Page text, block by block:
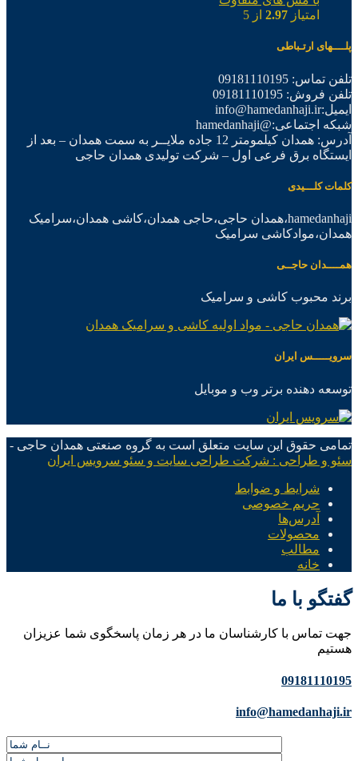
امتیاز 2.97 از 5
پلــــهای ارتـباطی
تلفن تماس: 09181110195
تلفن فروش: 09181110195
ایمیل:info@hamedanhaji.ir
شبکه اجتماعی:@hamedanhaji
آدرس: همدان کیلمومتر 12 جاده ملایــر به سمت همدان – بعد از
ایستگاه برق فرعی اول – شرکت تولیدی همدان حاجی
کلمات کلـــیدی
hamedanhaji،همدان حاجی،حاجی همدان،کاشی همدان،سرامیک
همدان،موادکاشی سرامیک
همــــدان حاجــی
برند محبوب کاشی و سرامیک
سرویـــــس ایران
توسعه دهنده برتر وب و موبایل
تمامی حقوق این سایت متعلق است به گروه صنعتی همدان حاجی -
سئو و طراحی : شرکت طراحی سایت و سئو سرویس ایران
شرایط و ضوابط
حریم خصوصی
آدرس‌ها
محصولات
مطالب
خانه
گفتگو با ما
جهت تماس با کارشناسان ما در هر زمان پاسخگوی شما عزیزان
هستیم
09181110195
info@hamedanhaji.ir